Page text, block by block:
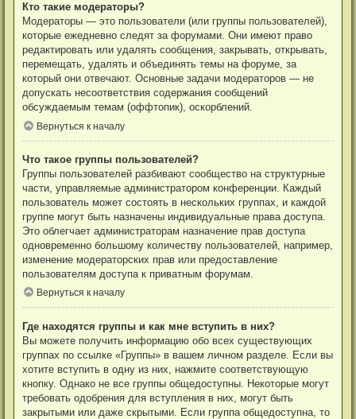
Кто такие модераторы?
Модераторы — это пользователи (или группы пользователей),
которые ежедневно следят за форумами. Они имеют право
редактировать или удалять сообщения, закрывать, открывать,
перемещать, удалять и объединять темы на форуме, за
который они отвечают. Основные задачи модераторов — не
допускать несоответствия содержания сообщений
обсуждаемым темам (оффтопик), оскорблений.
Вернуться к началу
Что такое группы пользователей?
Группы пользователей разбивают сообщество на структурные
части, управляемые администратором конференции. Каждый
пользователь может состоять в нескольких группах, и каждой
группе могут быть назначены индивидуальные права доступа.
Это облегчает администраторам назначение прав доступа
одновременно большому количеству пользователей, например,
изменение модераторских прав или предоставление
пользователям доступа к приватным форумам.
Вернуться к началу
Где находятся группы и как мне вступить в них?
Вы можете получить информацию обо всех существующих
группах по ссылке «Группы» в вашем личном разделе. Если вы
хотите вступить в одну из них, нажмите соответствующую
кнопку. Однако не все группы общедоступны. Некоторые могут
требовать одобрения для вступления в них, могут быть
закрытыми или даже скрытыми. Если группа общедоступна, то